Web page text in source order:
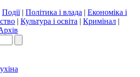
Події| Політика і влада | Економіка і
| Культура і освіта | Кримінал |